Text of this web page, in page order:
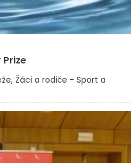
Žáci a rodiče - Sport a